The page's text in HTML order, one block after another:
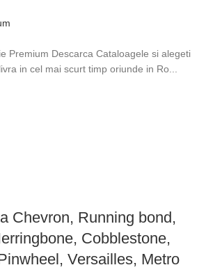
Premium Descarca Cataloagele si alegeti
in cel mai scurt timp oriunde in Ro...
Chevron, Running bond,
Cobblestone,
Versailles, Metro